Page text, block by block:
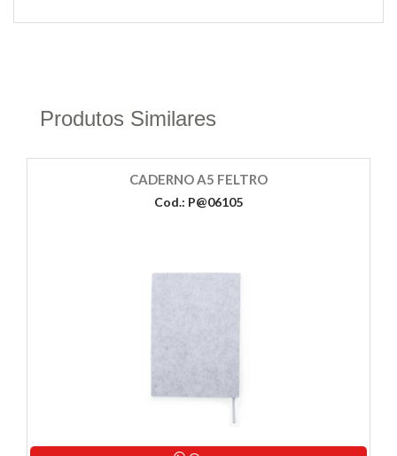
Produtos Similares
CADERNO A5 FELTRO
Cod.: P@06105